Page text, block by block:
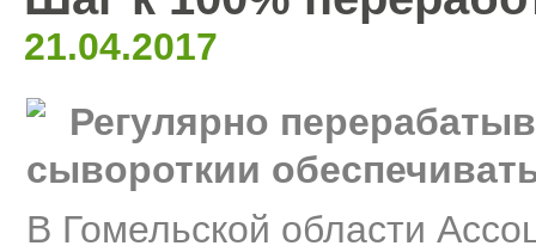
21.04.2017
Регулярно
сывороткии
В Гомельской области